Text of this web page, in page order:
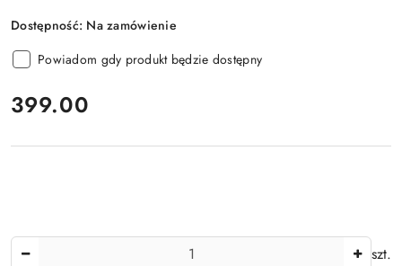
Dostępność: Na zamówienie
Powiadom gdy produkt będzie dostępny
cena:
399.00
szt.